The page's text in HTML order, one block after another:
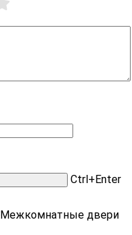
Ctrl+Enter
Межкомнатные двери